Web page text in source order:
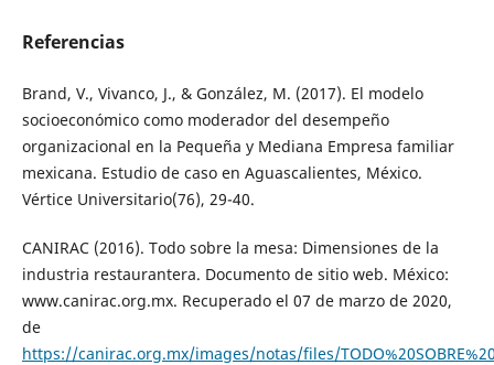
Referencias
Brand, V., Vivanco, J., & González, M. (2017). El modelo
socioeconómico como moderador del desempeño
organizacional en la Pequeña y Mediana Empresa familiar
mexicana. Estudio de caso en Aguascalientes, México.
Vértice Universitario(76), 29-40.
CANIRAC (2016). Todo sobre la mesa: Dimensiones de la
industria restaurantera. Documento de sitio web. México:
www.canirac.org.mx. Recuperado el 07 de marzo de 2020,
de
https://canirac.org.mx/images/notas/files/